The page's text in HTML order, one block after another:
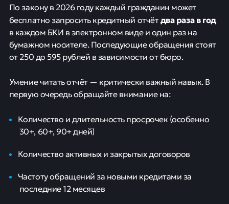
По закону в 2026 году каждый гражданин может
бесплатно запросить кредитный отчётдва раза в год
в каждом БКИ в электронном виде и один раз на
бумажном носителе. Последующие обращения стоят
от 250 до 595 рублей в зависимости от бюро.
Умение читать отчёт — критически важный навык. В
первую очередь обращайте внимание на:
Количество и длительность просрочек (особенно
30+, 60+, 90+ дней)
Количество активных и закрытых договоров
Частоту обращений за новыми кредитами за
последние 12 месяцев